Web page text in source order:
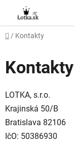
obsah
Domov
/ Kontakty
Kontakty
LOTKA, s.r.o.
Krajinská 50/B
Bratislava 82106
IčO: 50386930